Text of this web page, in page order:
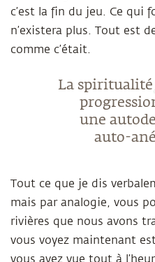
c’est la fin du jeu. Ce qui
n’existera plus. Tout est
comme c’était.
La spiritualité
une
auto-
Tout ce que je dis
mais par analogie, vous
rivières que nous avons
vous voyez maintenant
vous avez vue tout à